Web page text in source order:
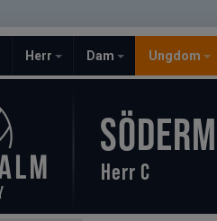
Herr Dam Ungdom
Herr C